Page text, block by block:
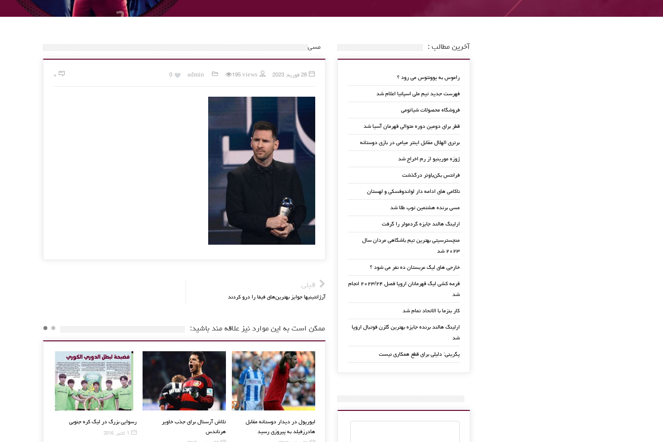
مسی
28 فوریه, 2023 admin 195 views
0 ۰
قبلی
آرژانتینیها جوایز بهترین‌های فیفا را درو کردند
ممکن است به این موارد نیز علاقه مند باشید:
تلاش آرسنال برای جذب خاویر
هرناندس
لیورپول در دیدار دوستانه مقابل
هادرزفیلد به پیروزی رسید
راموس به یوونتوس می رود ؟
رونی بهترین گلزن تاریخ تیم ملی
رونالدو :رویای دریبل ۱۱ بازیکن رو
آخرین مطالب :
راموس به یوونتوس می رود ؟
فهرست جدید تیم ملی اسپانیا اعلام شد
فروشگاه محصولات شیائومی
قطر برای دومین دوره متوالی قهرمان آسیا شد
برتری الهلال مقابل اینتر میامی در بازی دوستانه
ژوزه مورینیو از رم اخراج شد
فرانتس بکن‌باوئر درگذشت
ناکامی های ادامه دار لواندوفسکی و لهستان
مسی برنده هشتمین توپ طلا شد
ارلینگ هالند جایزه گردمولر را گرفت
منچسترسیتی بهترین تیم باشگاهی مردان سال
۲۰۲۳ شد
خارجی های لیگ عربستان ده نفر می شود ؟
قرعه کشی لیگ قهرمانان اروپا فصل ۲۰۲۳/۲۴ انجام
شد
کار بنزما با الاتحاد تمام شد
ارلینگ هالند برنده جایزه بهترین گلزن فوتبال اروپا
شد
پگرینی: دلیلی برای قطع همکاری نیست